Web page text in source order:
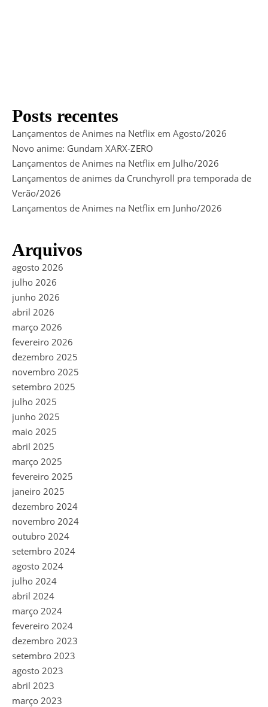
Posts recentes
Lançamentos de Animes na Netflix em Agosto/2026
Novo anime: Gundam XARX-ZERO
Lançamentos de Animes na Netflix em Julho/2026
Lançamentos de animes da Crunchyroll pra temporada de
Verão/2026
Lançamentos de Animes na Netflix em Junho/2026
Arquivos
agosto 2026
julho 2026
junho 2026
abril 2026
março 2026
fevereiro 2026
dezembro 2025
novembro 2025
setembro 2025
julho 2025
junho 2025
maio 2025
abril 2025
março 2025
fevereiro 2025
janeiro 2025
dezembro 2024
novembro 2024
outubro 2024
setembro 2024
agosto 2024
julho 2024
abril 2024
março 2024
fevereiro 2024
dezembro 2023
setembro 2023
agosto 2023
abril 2023
março 2023